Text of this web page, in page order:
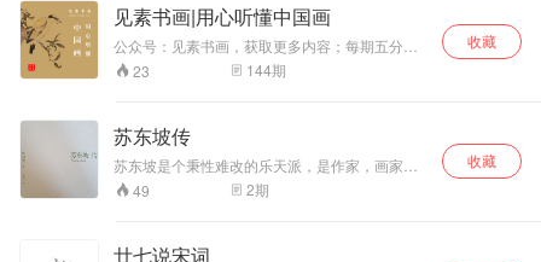
见素书画|用心听懂中国画
公众号：见素书画，获取更多内容；每期五分
钟，用心听懂中国画
23 144期
收藏
苏东坡传
苏东坡是个秉性难改的乐天派，是作家，画家，
书法家，是酿酒的实验者，工程师，是道学家，
瑜伽术修炼者，佛教徒，是士大夫，是皇帝的秘
者，是月下漫步者，是诗人，是生性诙谐爱开玩
49 2期
收藏
廿七说宋词